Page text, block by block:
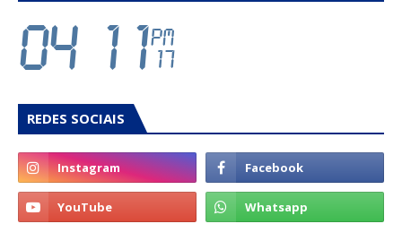
REDES SOCIAIS